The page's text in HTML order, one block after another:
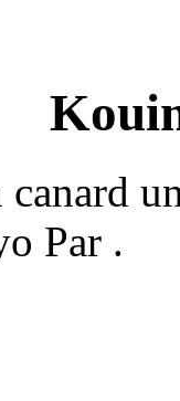
canard
Par .